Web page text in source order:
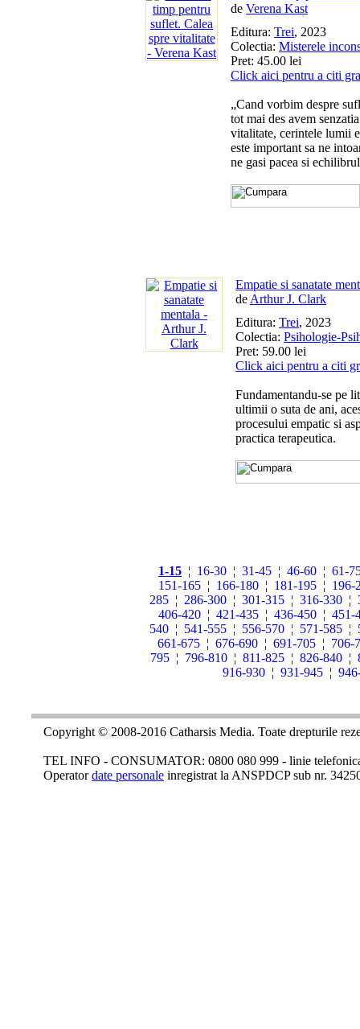
de Verena Kast
Editura: Trei, 2023
Colectia: Misterele
Pret: 45.00 lei
Click aici pentru a citi
„Cand vorbim despre
tot mai des avem
vitalitate, cerintele lumii
este important sa ne
ne gasi pacea si
Empatie si sanatate
de Arthur J. Clark
Editura: Trei, 2023
Colectia: Psihologie-
Pret: 59.00 lei
Click aici pentru a citi
Fundamentandu-se pe
ultimii o suta de ani,
procesului empatic si
practica terapeutica.
1-15 ¦ 16-30 ¦ 31-45 ¦ 46-60 ¦ 61-
151-165 ¦ 166-180 ¦ 181-195 ¦ 196-
285 ¦ 286-300 ¦ 301-315 ¦ 316-330 ¦
406-420 ¦ 421-435 ¦ 436-450 ¦ 451-
540 ¦ 541-555 ¦ 556-570 ¦ 571-585 ¦
661-675 ¦ 676-690 ¦ 691-705 ¦ 706-
795 ¦ 796-810 ¦ 811-825 ¦ 826-840 ¦
916-930 ¦ 931-945 ¦
Copyright © 2008-2016 Catharsis Media. Toate drepturile
TEL INFO - CONSUMATOR: 0800 080 999 - linie
Operatordate personale inregistrat la ANSPDCP sub nr.